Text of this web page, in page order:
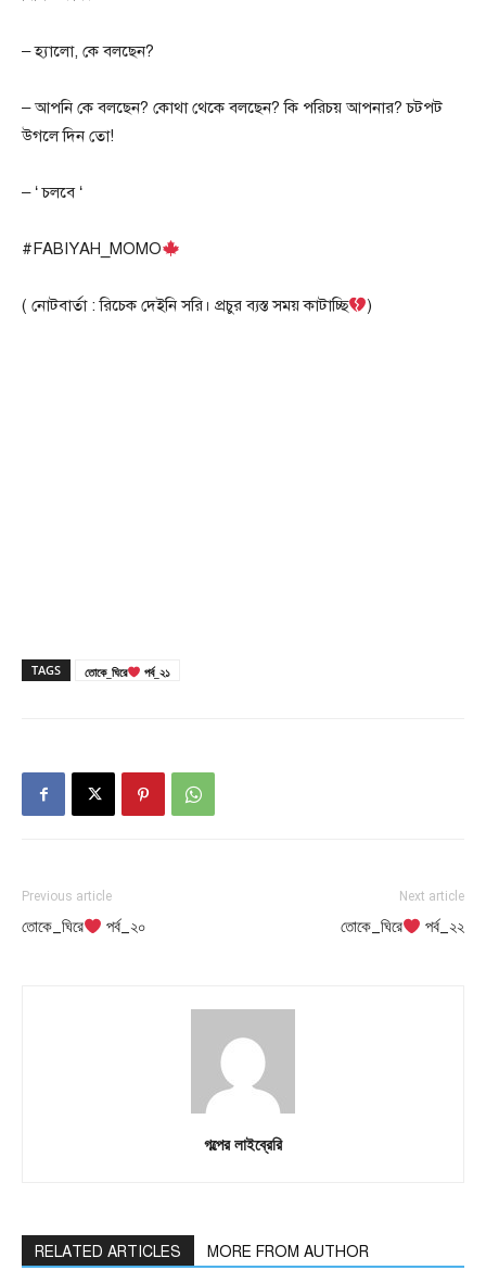
– হ্যালো, কে বলছেন?
– আপনি কে বলছেন? কোথা থেকে বলছেন? কি পরিচয় আপনার? চটপট
উগলে দিন তো!
– ‘ চলবে ‘
#FABIYAH_MOMO
( নোটবার্তা : রিচেক দেইনি সরি। প্রচুর ব্যস্ত সময় কাটাচ্ছি )
TAGS তোকে_ঘিরে পর্ব_২১
Previous article
তোকে_ঘিরে পর্ব_২০
Next article
তোকে_ঘিরে পর্ব_২২
গল্পের লাইব্রেরি
RELATED ARTICLES MORE FROM AUTHOR